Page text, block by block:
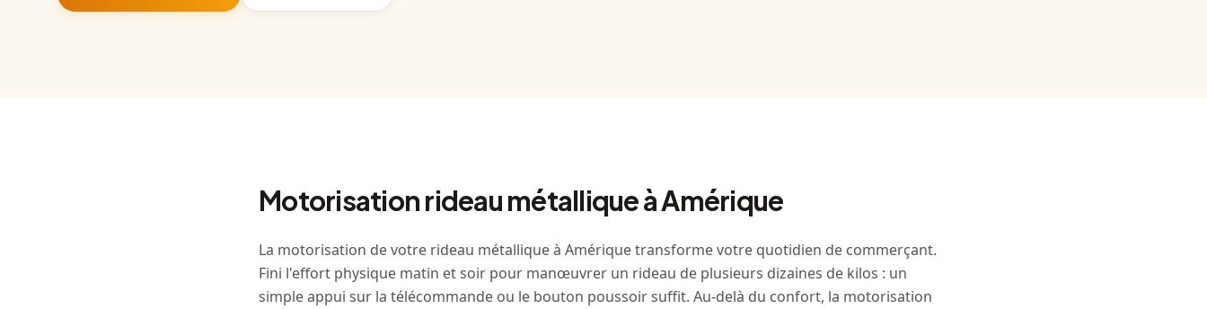
Motorisation rideau métallique à Amérique
La motorisation de votre rideau métallique à Amérique transforme votre quotidien de commerçant.
Fini l'effort physique matin et soir pour manœuvrer un rideau de plusieurs dizaines de kilos : un
simple appui sur la télécommande ou le bouton poussoir suffit. Au-delà du confort, la motorisation